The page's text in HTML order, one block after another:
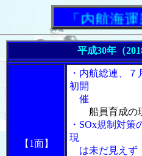
「内航海運新
平成30年（
【1面】
・内航総連、
初開
催
船員育成の
・SOx規制対
現
は未だ見えず